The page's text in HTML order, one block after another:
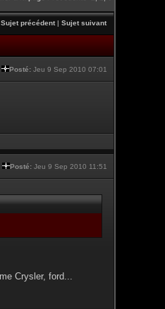
Sujet précédent| Sujet suivant
Posté: Jeu 9 Sep 2010 07:01
Posté: Jeu 9 Sep 2010 11:51
Crysler, ford...